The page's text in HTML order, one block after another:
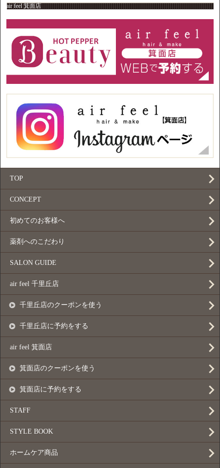
air feel 箕面店
TOP
CONCEPT
初めてのお客様へ
薬剤へのこだわり
SALON GUIDE
air feel 千里丘店
千里丘店のクーポンを使う
千里丘店に予約をする
air feel 箕面店
箕面店のクーポンを使う
箕面店に予約をする
STAFF
STYLE BOOK
ホームケア商品